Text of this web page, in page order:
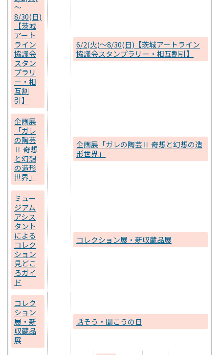
～
8/30(日)
【茨城
アート
ライン
協議会
スタン
プラリ
ー・相
互割
引】
6/2(火)～8/30(日)【茨城アートライン
協議会スタンプラリー・相互割引】
企画展
「ガレ
の陶芸
Ⅱ 奇想
と幻想
の造形
世界」
企画展「ガレの陶芸Ⅱ 奇想と幻想の造
形世界」
ミュー
ジアム
アシス
タント
による
コレク
ション
見どこ
ろガイ
ド
コレクション展・新収蔵品展
コレク
ション
展・新
収蔵品
展
話そう・聞こうの日